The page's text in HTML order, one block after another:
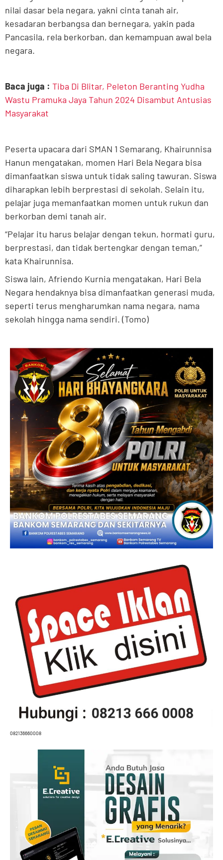
nilai dasar bela negara, yakni cinta tanah air,
kesadaran berbangsa dan bernegara, yakin pada
Pancasila, rela berkorban, dan kemampuan awal bela
negara.
Baca juga : Tiba Di Blitar, Peleton Beranting Yudha
Wastu Pramuka Jaya Tahun 2024 Disambut Antusias
Masyarakat
Peserta upacara dari SMAN 1 Semarang, Khairunnisa
Hanun mengatakan, momen Hari Bela Negara bisa
dimanfaatkan siswa untuk tidak saling tawuran. Siswa
diharapkan lebih berprestasi di sekolah. Selain itu,
pelajar juga memanfaatkan momen untuk rukun dan
berkorban demi tanah air.
“Pelajar itu harus belajar dengan tekun, hormati guru,
berprestasi, dan tidak bertengkar dengan teman,”
kata Khairunnisa.
Siswa lain, Afriendo Kurnia mengatakan, Hari Bela
Negara hendaknya bisa dimanfaatkan generasi muda,
seperti terus mengharumkan nama negara, nama
sekolah hingga nama sendiri. (Tomo)
082136660008